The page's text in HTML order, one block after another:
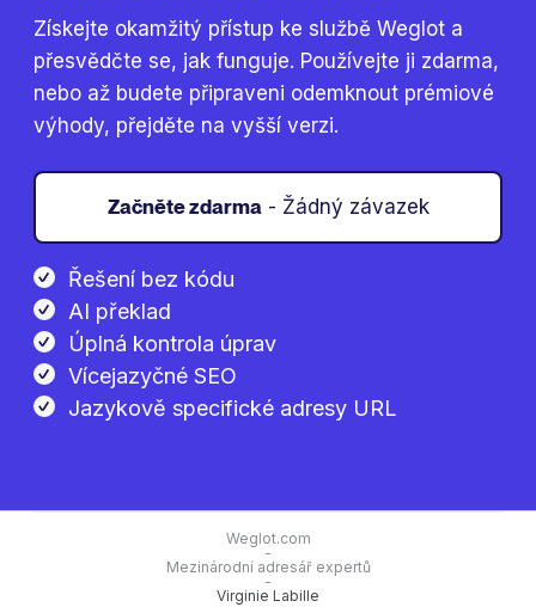
Získejte okamžitý přístup ke službě Weglot a
přesvědčte se, jak funguje. Používejte ji zdarma,
nebo až budete připraveni odemknout prémiové
výhody, přejděte na vyšší verzi.
Začněte zdarma- Žádný závazek
Řešení bez kódu
AI překlad
Úplná kontrola úprav
Vícejazyčné SEO
Jazykově specifické adresy URL
Weglot.com
-
Mezinárodní adresář expertů
-
Virginie Labille